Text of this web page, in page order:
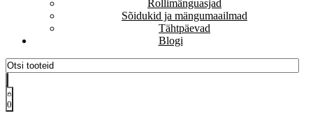
Rollimänguasjad
Sõidukid ja mängumaailmad
Tähtpäevad
Blogi
0